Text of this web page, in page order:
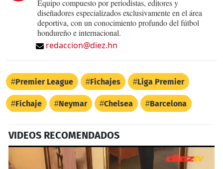
Equipo compuesto por periodistas, editores y
diseñadores especializados exclusivamente en el área
deportiva, con un conocimiento profundo del fútbol
hondureño e internacional.
redaccion@diez.hn
Premier League Fichajes Liga Premier
Fichaje Neymar Chelsea Barcelona
VIDEOS RECOMENDADOS